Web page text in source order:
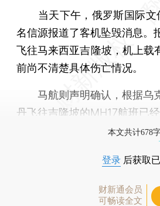
当天下午，俄罗斯国际文
名信源报道了客机坠毁消息。
飞往马来西亚吉隆坡，机上载
前尚不清楚具体伤亡情况。
马航则声明确认，根据乌
丹飞往吉隆坡的MH17航班已
本文共计678
登录 后获取
财新通会员
可畅读全文